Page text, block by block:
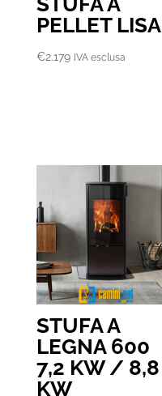
PELLET LISA
€2.179 IVA esclusa
STUFA A
LEGNA 600
7,2 KW / 8,8
KW